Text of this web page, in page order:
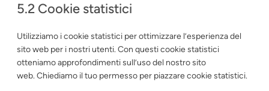
5.2 Cookie statistici
Utilizziamo i cookie statistici per ottimizzare l’esperienza del
sito web per i nostri utenti. Con questi cookie statistici
otteniamo approfondimenti sull’uso del nostro sito
web. Chiediamo il tuo permesso per piazzare cookie statistici.